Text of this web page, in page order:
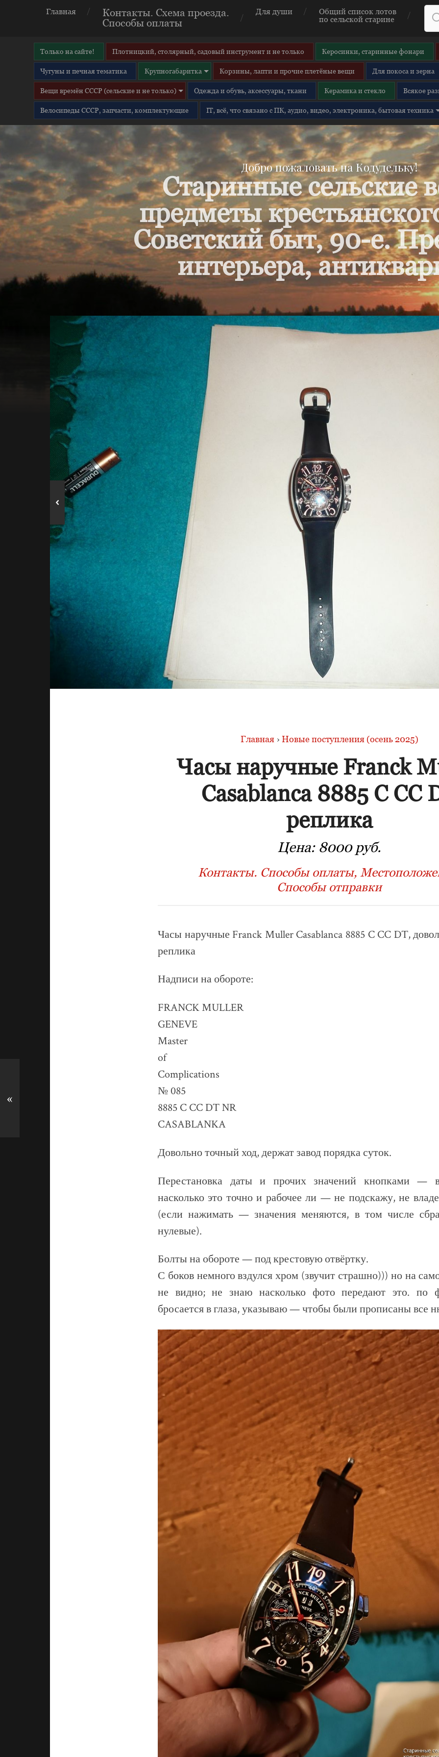
Главная
Контакты. Схема проезда.
Способы оплаты
Для души
Общий список лотов
по сельской старине
Только на сайте! Плотницкий, столярный, садовый инструмент и не только Керосинки, старинные фонари
Чугуны и печная тематика Крупногабаритка Корзины, лапти и прочие плетёные вещи Для покоса и зерна
Вещи времён СССР (сельские и не только) Одежда и обувь, аксессуары, ткани Керамика и стекло Всякое
Велосипеды СССР, запчасти, комплектующие IT, всё, что связано с ПК, аудио, видео, электроника, бытовая техника
Добро пожаловать на Кодудельку!
Старинные сельские
предметы
Советский быт, 90-е.
интерьера,
Часы наручные Franck
Контакты. Способы оплаты,
Часы наручные Franck Muller Casablanca 8885 C CC DT,
реплика
Надписи на обороте:
FRANCK MULLER
GENEVE
Master
of
Complications
№ 085
8885 C CC DT NR
CASABLANKA
Довольно точный ход, держат завод порядка суток.
Перестановка даты и прочих значений кнопками —
насколько это точно и рабочее ли — не подскажу, не
(если нажимать — значения меняются, в том числе
нулевые).
Болты на обороте — под крестовую отвёртку.
С боков немного вздулся хром (звучит страшно))) но на
не видно; не знаю насколько фото передают это. по
бросается в глаза, указываю — чтобы были прописаны все
«